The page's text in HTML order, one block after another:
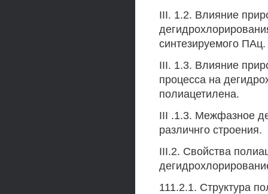
III. 1.2. Влияние
синтезируемого ПАц.
III. 1.3. Влияние
процесса на
полиацетилена.
III .1.3. Межфазное
различнго строения.
III.2. Свойства
111.2.1. Структура